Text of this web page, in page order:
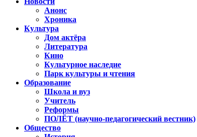
Анонс
Хроника
Культура
Дом актёра
Литература
Кино
Культурное наследие
Парк культуры и чтения
Образование
Школа и вуз
Учитель
Реформы
ПОЛЁТ (научно-педагогический вестник)
Общество